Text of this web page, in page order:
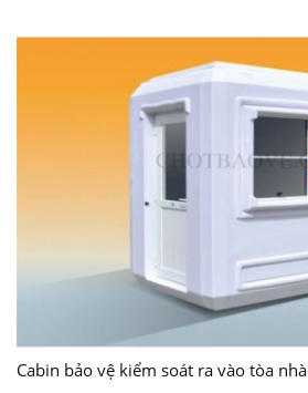
Cabin bảo vệ kiểm soát ra vào tòa nhà